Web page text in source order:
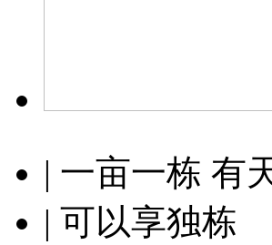
| 一亩一栋 有
| 可以享独栋